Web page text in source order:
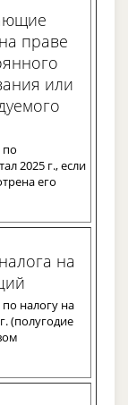
праве
или
по
2025 г., если
его
на
налогу на
(полугодие